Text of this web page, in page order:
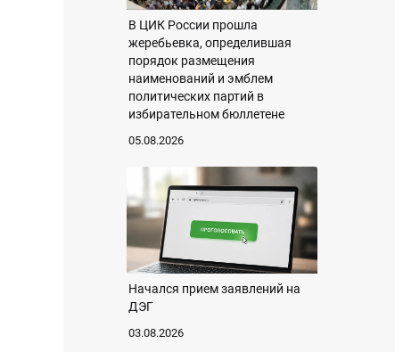
В ЦИК России прошла
жеребьевка, определившая
порядок размещения
наименований и эмблем
политических партий в
избирательном бюллетене
05.08.2026
Начался прием заявлений на
ДЭГ
03.08.2026